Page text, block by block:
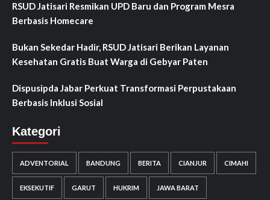
RSUD Jatisari Resmikan UPD Baru dan Program Mesra
Berbasis Homecare
Bukan Sekedar Hadir, RSUD Jatisari Berikan Layanan
Kesehatan Gratis Buat Warga di Gebyar Paten
Dispusipda Jabar Perkuat Transformasi Perpustakaan
Berbasis Inklusi Sosial
Kategori
ADVENTORIAL BANDUNG BERITA CIANJUR CIMAHI
EKSEKUTIF GARUT HUKRIM JAWA BARAT